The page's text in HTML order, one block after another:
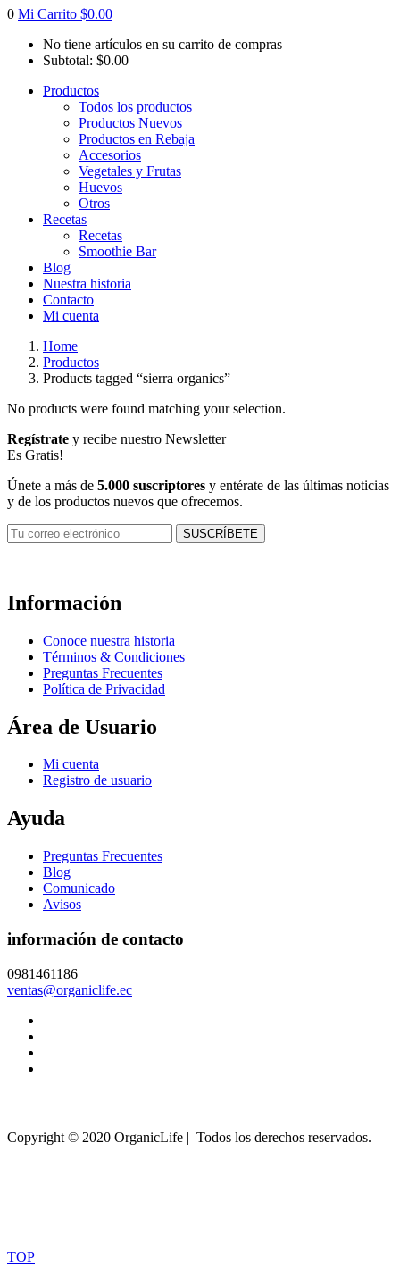
0 Mi Carrito $0.00
No tiene artículos en su carrito de compras
Subtotal: $0.00
Productos
Todos los productos
Productos Nuevos
Productos en Rebaja
Accesorios
Vegetales y Frutas
Huevos
Otros
Recetas
Recetas
Smoothie Bar
Blog
Nuestra historia
Contacto
Mi cuenta
Home
Productos
Products tagged “sierra organics”
No products were found matching your selection.
Regístrate y recibe nuestro Newsletter
Es Gratis!
Únete a más de 5.000 suscriptores y entérate de las últimas noticias
y de los productos nuevos que ofrecemos.
Información
Conoce nuestra historia
Términos & Condiciones
Preguntas Frecuentes
Política de Privacidad
Área de Usuario
Mi cuenta
Registro de usuario
Ayuda
Preguntas Frecuentes
Blog
Comunicado
Avisos
información de contacto
0981461186
ventas@organiclife.ec
Copyright © 2020 OrganicLife | Todos los derechos reservados.
TOP